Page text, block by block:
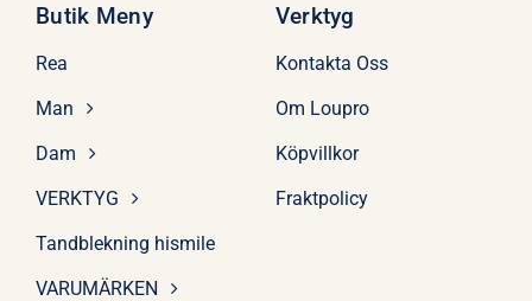
Butik Meny
Rea
Man
Dam
VERKTYG
Tandblekning hismile
VARUMÄRKEN
Verktyg
Kontakta Oss
Om Loupro
Köpvillkor
Fraktpolicy